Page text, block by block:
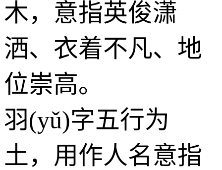
木，意指英俊潇
洒、衣着不凡、地
位崇高。
羽(yǔ)字五行为
土，用作人名意指